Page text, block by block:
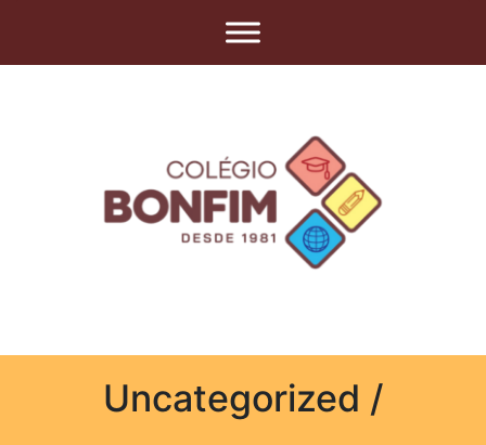
Uncategorized /